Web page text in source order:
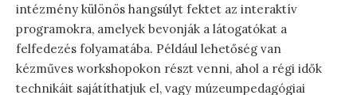
intézmény különös hangsúlyt fektet az interaktív
programokra, amelyek bevonják a látogatókat a
felfedezés folyamatába. Például lehetőség van
kézműves workshopokon részt venni, ahol a régi idők
technikáit sajátíthatjuk el, vagy múzeumpedagógiai